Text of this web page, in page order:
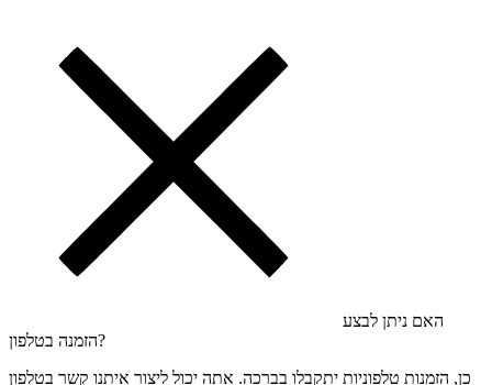
האם ניתן לבצע
הזמנה בטלפון?
כן, הזמנות טלפוניות יתקבלו בברכה. אתה יכול ליצור איתנו קשר בטלפון